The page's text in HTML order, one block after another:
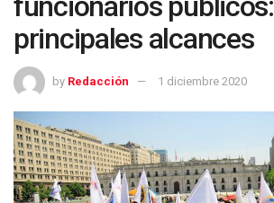
principales alcances
by Redacción 1 diciembre 2020